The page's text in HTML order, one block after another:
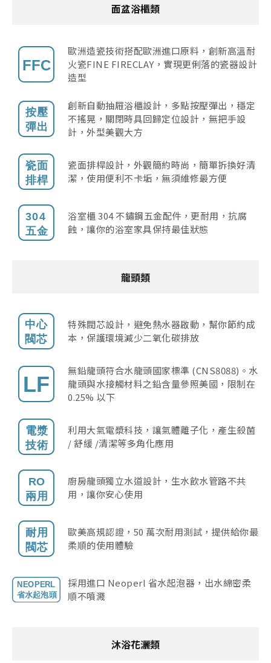
面盆浴櫃類
歐洲造瓷技術搭配歐洲進口原料，創新高溫耐
火瓷FINE FIRECLAY，實現更俐落的瓷器設計
造型
創新自動抽屜浴櫃設計，多點按壓彈出，穩定
不搖晃，關閉時具回歸定位設計，無把手設
計，外型美觀大方
瓷面排桿設計，外觀簡約時尚，簡單拆換好清
潔，使用便利不卡垢，無須維修最方便
浴室櫃 304 不鏽鋼五金配件，更耐用，抗腐
蝕，讓你的浴室家具保持最佳狀態
龍頭類
特殊閥芯設計，避免熱水器啟動，幫你節約成
本，保護環境減少二氧化碳排放
無鉛龍頭符合水龍頭國家標準 (CNS8088)。水
龍頭與水接觸材料之鉛含量參照美國，限制在
0.25% 以下
利用大氣電漿科技，讓氣體離子化，產生殺菌
/ 舒緩 /清潔等多角化應用
廚房龍頭獨立水道設計，生水飲水管路不共
用，讓你安心使用
歐美高規認證，50 萬次耐用測試，提供給你最
柔順的使用體驗
採用進口 Neoperl 省水起泡器，出水綿密柔
順不噴濺
沐浴花灑類